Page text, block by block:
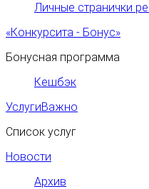
Личные странички
«Конкурсита - Бонус»
Бонусная программа
Кешбэк
УслугиВажно
Список услуг
Новости
Архив